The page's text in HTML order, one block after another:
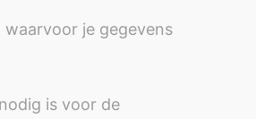
je gegevens
is voor de